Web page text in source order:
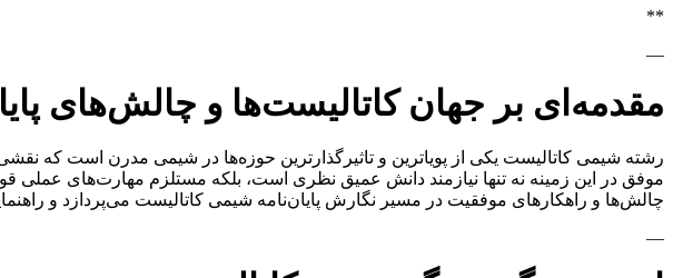
**
—
مقدمه‌ای بر جهان کاتالیست‌ها و چالش‌های
رشته شیمی کاتالیست یکی از پویاترین و تاثیرگذارترین حوزه‌ها در شیمی مدرن است که نقشی
موفق در این زمینه نه تنها نیازمند دانش عمیق نظری است، بلکه مستلزم مهارت‌های عملی
چالش‌ها و راهکارهای موفقیت در مسیر نگارش پایان‌نامه شیمی کاتالیست می‌پردازد و
—